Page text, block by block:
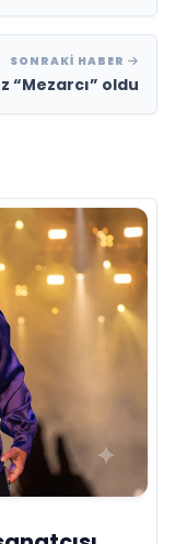
SONRAKI HABER
“Mezarcı” oldu